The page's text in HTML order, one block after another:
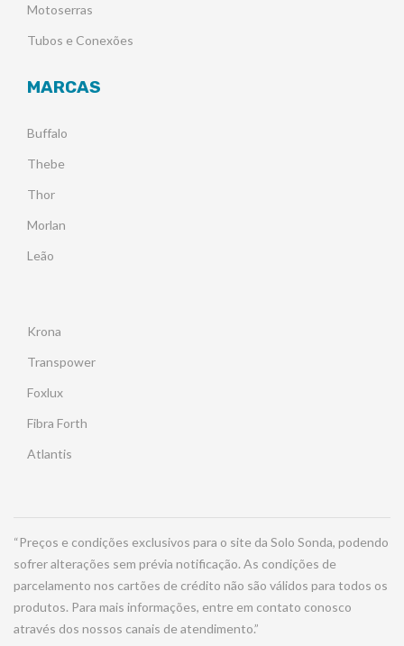
Motoserras
Tubos e Conexões
MARCAS
Buffalo
Thebe
Thor
Morlan
Leão
Krona
Transpower
Foxlux
Fibra Forth
Atlantis
“Preços e condições exclusivos para o site da Solo Sonda, podendo
sofrer alterações sem prévia notificação. As condições de
parcelamento nos cartões de crédito não são válidos para todos os
produtos. Para mais informações, entre em contato conosco
através dos nossos canais de atendimento.”